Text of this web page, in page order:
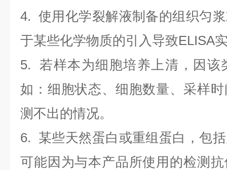
4. 使用化学裂解液制备的组织匀
于某些化学物质的引入导致ELISA
5. 若样本为细胞培养上清，因该
如：细胞状态、细胞数量、采样
测不出的情况。
6. 某些天然蛋白或重组蛋白，包
可能因为与本产品所使用的检测